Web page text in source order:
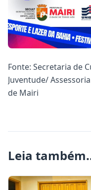
Fonte: Secretaria de
Juventude/
de Mairi
Leia